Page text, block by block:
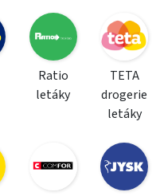
Ratio
letáky
TETA
drogerie
letáky